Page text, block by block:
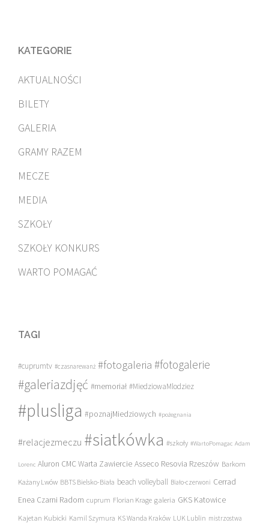
KATEGORIE
AKTUALNOŚCI
BILETY
GALERIA
GRAMY RAZEM
MECZE
MEDIA
SZKOŁY
SZKOŁY KONKURS
WARTO POMAGAĆ
TAGI
#cuprumtv #czasnarewanż #fotogaleria #fotogalerie
#galeriazdjęć #memoriał #MiedziowaMlodziez
#plusliga #poznajMiedziowych #pożegnania
#relacjezmeczu #siatkówka #szkoły #WartoPomagac Adam
Lorenc Aluron CMC Warta Zawiercie Asseco Resovia Rzeszów Barkom
Każany Lwów BBTS Bielsko-Biała beach volleyball Biało-czerwoni Cerrad
Enea Czarni Radom cuprum Florian Krage galeria GKS Katowice
Kajetan Kubicki Kamil Szymura KS Wanda Kraków LUK Lublin mistrzostwa